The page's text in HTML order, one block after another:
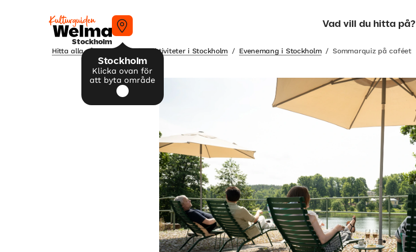
Stockholm
Stockholm
Klicka ovan för
att byta område
Vad vill du hitta på?
Hitta alla våra tips på kulturaktiviteter i Stockholm / Evenemang i Stockholm / Sommarquiz på caféet